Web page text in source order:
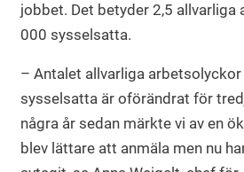
jobbet. Det betyder 2,5 allvarliga
000 sysselsatta.
– Antalet allvarliga
sysselsatta är oförändrat för
några år sedan märkte vi av en
blev lättare att anmäla men nu